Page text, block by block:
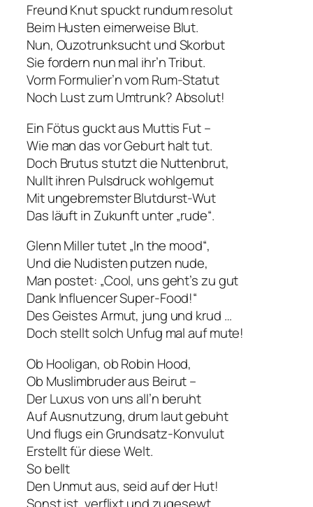
Freund Knut spuckt rundum resolut
Beim Husten eimerweise Blut.
Nun, Ouzotrunksucht und Skorbut
Sie fordern nun mal ihr’n Tribut.
Vorm Formulier’n vom Rum-Statut
Noch Lust zum Umtrunk? Absolut!
Ein Fötus guckt aus Muttis Fut –
Wie man das vor Geburt halt tut.
Doch Brutus stutzt die Nuttenbrut,
Nullt ihren Pulsdruck wohlgemut
Mit ungebremster Blutdurst-Wut
Das läuft in Zukunft unter „rude“.
Glenn Miller tutet „In the mood“,
Und die Nudisten putzen nude,
Man postet: „Cool, uns geht’s zu gut
Dank Influencer Super-Food!“
Des Geistes Armut, jung und krud …
Doch stellt solch Unfug mal auf mute!
Ob Hooligan, ob Robin Hood,
Ob Muslimbruder aus Beirut –
Der Luxus von uns all’n beruht
Auf Ausnutzung, drum laut gebuht
Und flugs ein Grundsatz-Konvulut
Erstellt für diese Welt.
So bellt
Den Unmut aus, seid auf der Hut!